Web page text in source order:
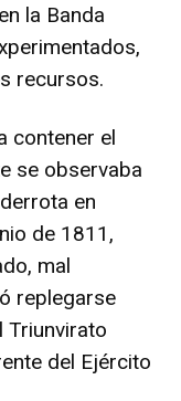
la Banda
recursos.
contener el
se observaba
en
de 1811,
mal
replegarse
Triunvirato
del Ejército